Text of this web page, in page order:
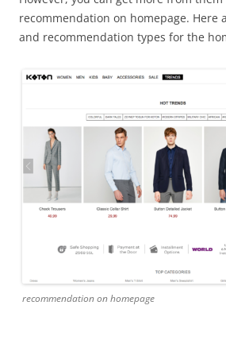
recommendation on homepage. Here
and recommendation types for the
recommendation on homepage